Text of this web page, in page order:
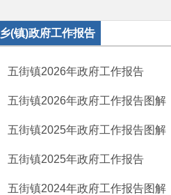
乡(镇)政府工作报告
五街镇2026年政府工作报告
五街镇2026年政府工作报告图解
五街镇2025年政府工作报告图解
五街镇2025年政府工作报告
五街镇2024年政府工作报告图解